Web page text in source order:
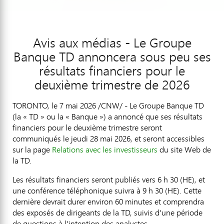
Avis aux médias - Le Groupe
Banque TD annoncera sous peu ses
résultats financiers pour le
deuxième trimestre de 2026
TORONTO, le 7 mai 2026/CNW/ - Le Groupe Banque TD
(la « TD » ou la « Banque ») a annoncé que ses résultats
financiers pour le deuxième trimestre seront
communiqués le jeudi 28 mai 2026, et seront accessibles
sur la page Relations avec les investisseurs du site Web de
la TD.
Les résultats financiers seront publiés vers 6 h 30 (HE), et
une conférence téléphonique suivra à 9 h 30 (HE). Cette
dernière devrait durer environ 60 minutes et comprendra
des exposés de dirigeants de la TD, suivis d'une période